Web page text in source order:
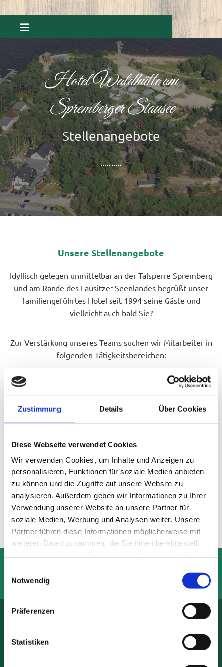
Zustimmung Details Über Cookies
Diese Webseite verwendet Cookies
Wir verwenden Cookies, um Inhalte und Anzeigen zu
personalisieren, Funktionen für soziale Medien anbieten
zu können und die Zugriffe auf unsere Website zu
analysieren. Außerdem geben wir Informationen zu Ihrer
Verwendung unserer Website an unsere Partner für
soziale Medien, Werbung und Analysen weiter. Unsere
Partner führen diese Informationen möglicherweise mit
weiteren Daten zusammen, die Sie ihnen bereitgestellt
Notwendig
Präferenzen
Statistiken
Zum Inhalt springen
Hotel Waldhütte am
Spremberger Stausee
Stellenangebote
Unsere Stellenangebote
Idyllisch gelegen unmittelbar an der Talsperre Spremberg
und am Rande des Lausitzer Seenlandes begrüßt unser
familiengeführtes Hotel seit 1994 seine Gäste und
vielleicht auch bald Sie?
Zur Verstärkung unseres Teams suchen wir Mitarbeiter in
folgenden Tätigkeitsbereichen:
Kellner / Kellnerin
Sie haben eine Anfrage oder wünschen eine
service@hotel-